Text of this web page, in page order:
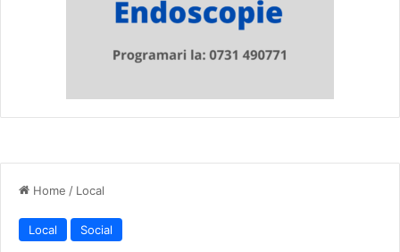
Home / Local
Local Social